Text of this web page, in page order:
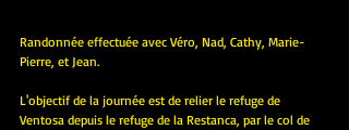
Randonnée effectuée avec Véro, Nad, Cathy, Marie-
Pierre, et Jean.
L'objectif de la journée est de relier le refuge de
Ventosa depuis le refuge de la Restanca, par le col de